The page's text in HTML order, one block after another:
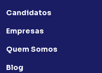
Candidatos
Empresas
Quem Somos
Blog